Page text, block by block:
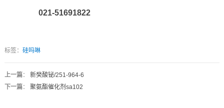
021-51691822
标签： 硅吗啉
上一篇： 新癸酸铋/251-964-6
下一篇： 聚氨酯催化剂sa102